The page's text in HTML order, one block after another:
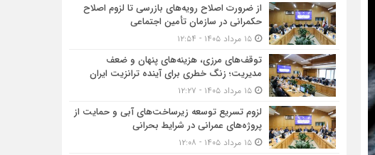
از ضرورت اصلاح رویه‌های بازرسی تا لزوم اصلاح
حکمرانی در سازمان تأمین اجتماعی
۱۵ مرداد ۱۴۰۵ - ۱۲:۵۴
توقف‌های مرزی، هزینه‌های پنهان و ضعف
مدیریت؛ زنگ خطری برای آینده ترانزیت ایران
۱۵ مرداد ۱۴۰۵ - ۱۲:۲۷
لزوم تسریع توسعه زیرساخت‌های آبی و حمایت از
پروژه‌های عمرانی در شرایط بحرانی
۱۵ مرداد ۱۴۰۵ - ۱۲:۰۸